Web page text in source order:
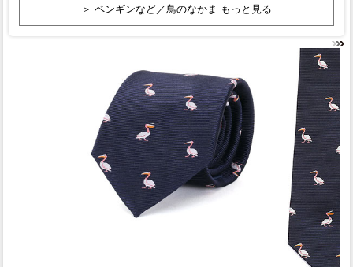
＞ ペンギンなど／鳥のなかま もっと見る